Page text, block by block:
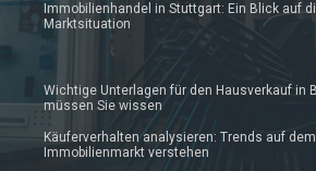
Immobilienhandel in Stuttgart: Ein Blick auf
Marktsituation
Wichtige Unterlagen für den Hausverkauf in
müssen Sie wissen
Käuferverhalten analysieren: Trends auf
Immobilienmarkt verstehen